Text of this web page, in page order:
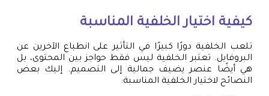
كيفية اختيار الخلفية المناسبة
تلعب الخلفية دورًا كبيرًا في التأثير على انطباع الآخرين عن
البروفايل. تعتبر الخلفية ليس فقط حواجز بين المحتوى، بل
هي أيضًا عنصر يضيف جمالية إلى التصميم. إليك بعض
النصائح لاختيار الخلفية المناسبة: